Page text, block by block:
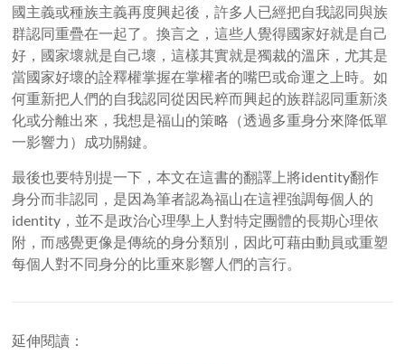
國主義或種族主義再度興起後，許多人已經把自我認同與族
群認同重疊在一起了。換言之，這些人覺得國家好就是自己
好，國家壞就是自己壞，這樣其實就是獨裁的溫床，尤其是
當國家好壞的詮釋權掌握在掌權者的嘴巴或命運之上時。如
何重新把人們的自我認同從因民粹而興起的族群認同重新淡
化或分離出來，我想是福山的策略（透過多重身分來降低單
一影響力）成功關鍵。
最後也要特別提一下，本文在這書的翻譯上將identity翻作
身分而非認同，是因為筆者認為福山在這裡強調每個人的
identity，並不是政治心理學上人對特定團體的長期心理依
附，而感覺更像是傳統的身分類別，因此可藉由動員或重塑
每個人對不同身分的比重來影響人們的言行。
延伸閱讀：